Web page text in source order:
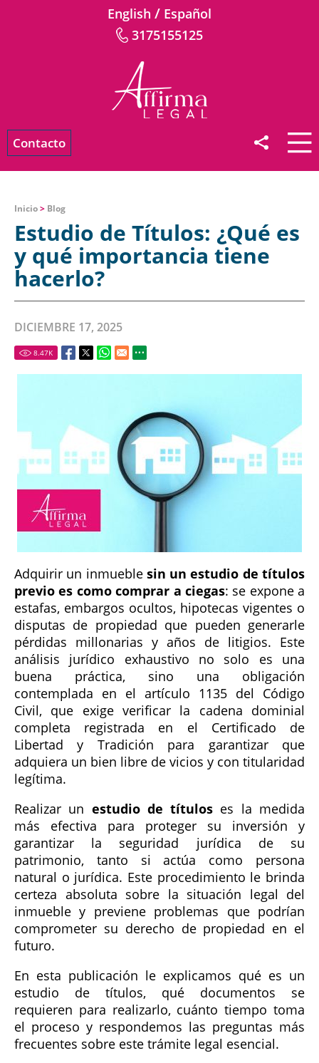
English / Español
3175155125
Contacto
Inicio> Blog
Estudio de Títulos: ¿Qué es
y qué importancia tiene
hacerlo?
DICIEMBRE 17, 2025
8.47K
Adquirir un inmueble sin un estudio de títulos
previo es como comprar a ciegas: se expone a
estafas, embargos ocultos, hipotecas vigentes o
disputas de propiedad que pueden generarle
pérdidas millonarias y años de litigios. Este
análisis jurídico exhaustivo no solo es una
buena práctica, sino una obligación
contemplada en el artículo 1135 del Código
Civil, que exige verificar la cadena dominial
completa registrada en el Certificado de
Libertad y Tradición para garantizar que
adquiera un bien libre de vicios y con titularidad
legítima.
Realizar un estudio de títulos es la medida
más efectiva para proteger su inversión y
garantizar la seguridad jurídica de su
patrimonio, tanto si actúa como persona
natural o jurídica. Este procedimiento le brinda
certeza absoluta sobre la situación legal del
inmueble y previene problemas que podrían
comprometer su derecho de propiedad en el
futuro.
En esta publicación le explicamos qué es un
estudio de títulos, qué documentos se
requieren para realizarlo, cuánto tiempo toma
el proceso y respondemos las preguntas más
frecuentes sobre este trámite legal esencial.